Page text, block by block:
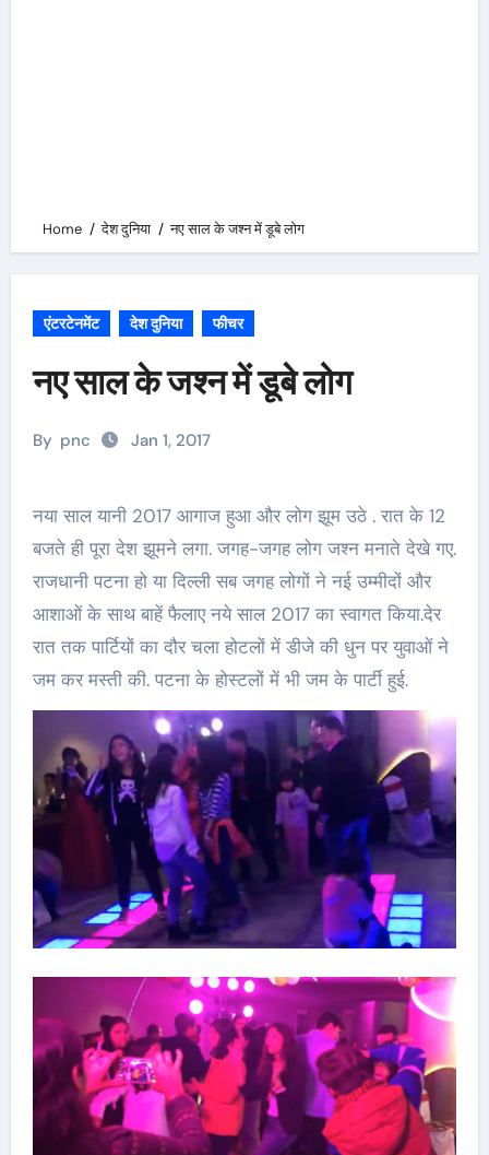
Home देश दुनिया नए साल के जश्न में डूबे लोग
एंटरटेनमेंट देश दुनिया फीचर
नए साल के जश्न में डूबे लोग
By pnc Jan 1, 2017
नया साल यानी 2017 आगाज हुआ और लोग झूम उठे . रात के 12
बजते ही पूरा देश झूमने लगा. जगह-जगह लोग जश्न मनाते देखे गए.
राजधानी पटना हो या दिल्ली सब जगह लोगों ने नई उम्मीदों और
आशाओं के साथ बाहें फैलाए नये साल 2017 का स्वागत किया.देर
रात तक पार्टियों का दौर चला होटलों में डीजे की धुन पर युवाओं ने
जम कर मस्ती की. पटना के होस्टलों में भी जम के पार्टी हुई.